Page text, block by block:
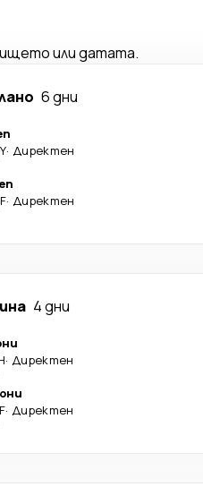
или датата.
6 дни
· Директен
· Директен
4 дни
· Директен
· Директен